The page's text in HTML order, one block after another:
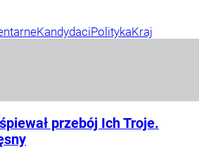
KandydaciPolitykaKraj
przebój Ich Troje.